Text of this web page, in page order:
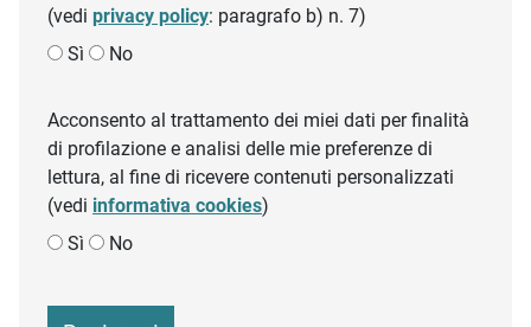
(vedi privacy policy: paragrafo b) n. 7)
Sì
No
Acconsento al trattamento dei miei dati per finalità
di profilazione e analisi delle mie preferenze di
lettura, al fine di ricevere contenuti personalizzati
(vedi informativa cookies)
Sì
No